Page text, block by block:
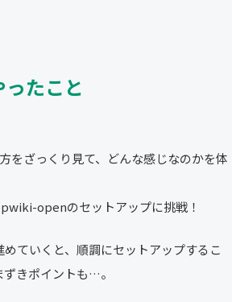
たこと
をざっくり見て、どんな感じなのかを体
openのセットアップに挑戦！
めていくと、順調にセットアップするこ
きポイントも…。